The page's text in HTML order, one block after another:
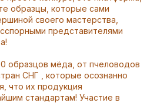
образцы, которые сами
своего мастерства,
представителями
образцов мёда, от пчеловодов
СНГ , которые осознанно
что их продукция
стандартам! Участие в